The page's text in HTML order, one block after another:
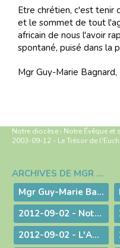
Etre chrétien, c'est tenir
et le sommet de tout
africain de nous l'avoir
spontané, puisé dans la
Mgr Guy-Marie
Notre diocèse › Notre Évêque et
2003-09-12 - Le Trésor de
Navigation
ARCHIVES DE MGR BAGNARD
Mgr Guy-Marie Bagnard, évêque émérite de Belley-Ars
2012-09-02 - Notre tâche est de faire entendre la voix d'une conscience droite !
2012-09-02 - L'Amour de l'Eglise !